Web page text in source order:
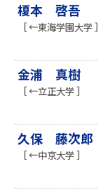
榎本 啓吾
［ ←東海学園大学 ］
金浦 真樹
［ ←立正大学 ］
久保 藤次郎
［ ←中京大学 ］